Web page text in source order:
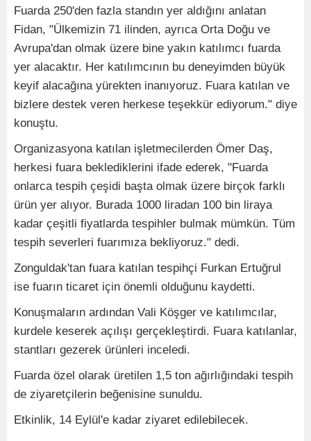
Fuarda 250'den fazla standın yer aldığını anlatan
Fidan, "Ülkemizin 71 ilinden, ayrıca Orta Doğu ve
Avrupa'dan olmak üzere bine yakın katılımcı fuarda
yer alacaktır. Her katılımcının bu deneyimden büyük
keyif alacağına yürekten inanıyoruz. Fuara katılan ve
bizlere destek veren herkese teşekkür ediyorum." diye
konuştu.
Organizasyona katılan işletmecilerden Ömer Daş,
herkesi fuara beklediklerini ifade ederek, "Fuarda
onlarca tespih çeşidi başta olmak üzere birçok farklı
ürün yer alıyor. Burada 1000 liradan 100 bin liraya
kadar çeşitli fiyatlarda tespihler bulmak mümkün. Tüm
tespih severleri fuarımıza bekliyoruz." dedi.
Zonguldak'tan fuara katılan tespihçi Furkan Ertuğrul
ise fuarın ticaret için önemli olduğunu kaydetti.
Konuşmaların ardından Vali Köşger ve katılımcılar,
kurdele keserek açılışı gerçekleştirdi. Fuara katılanlar,
stantları gezerek ürünleri inceledi.
Fuarda özel olarak üretilen 1,5 ton ağırlığındaki tespih
de ziyaretçilerin beğenisine sunuldu.
Etkinlik, 14 Eylül'e kadar ziyaret edilebilecek.